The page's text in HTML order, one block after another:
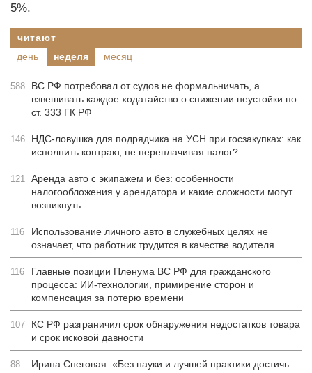
5%.
читают
день
неделя месяц
588
ВС РФ потребовал от судов не формальничать, а
взвешивать каждое ходатайство о снижении неустойки по
ст. 333 ГК РФ
146
НДС-ловушка для подрядчика на УСН при госзакупках: как
исполнить контракт, не переплачивая налог?
121 Аренда авто с экипажем и без: особенности
налогообложения у арендатора и какие сложности могут
возникнуть
116
Использование личного авто в служебных целях не
означает, что работник трудится в качестве водителя
116
Главные позиции Пленума ВС РФ для гражданского
процесса: ИИ-технологии, примирение сторон и
компенсация за потерю времени
107
КС РФ разграничил срок обнаружения недостатков товара
и срок исковой давности
88
Ирина Снеговая: «Без науки и лучшей практики достичь